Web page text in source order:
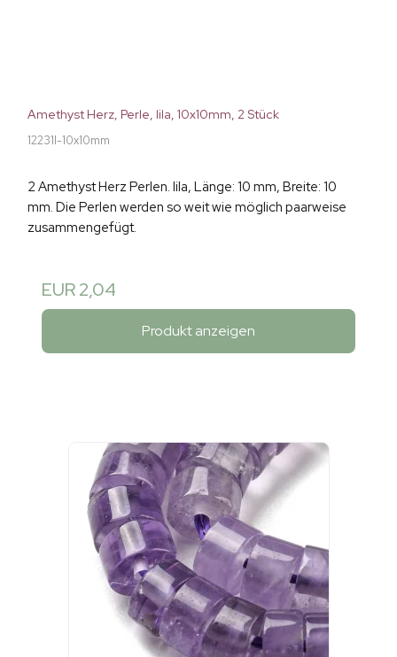
Amethyst Herz, Perle, lila, 10x10mm, 2 Stück
12231I-10x10mm
2 Amethyst Herz Perlen. lila, Länge: 10 mm, Breite: 10
mm. Die Perlen werden so weit wie möglich paarweise
zusammengefügt.
EUR 2,04
Produkt anzeigen